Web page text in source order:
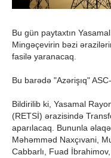
Bu gün paytaxtın
Mingəçevirin bəzi
fasilə yaranacaq.
Bu barədə "Azərişıq"
Bildirilib ki, Yasamal
(RETSİ) ərazisində
aparılacaq. Bununla
Məhəmməd Naxçıvani,
Cabbarlı, Fuad